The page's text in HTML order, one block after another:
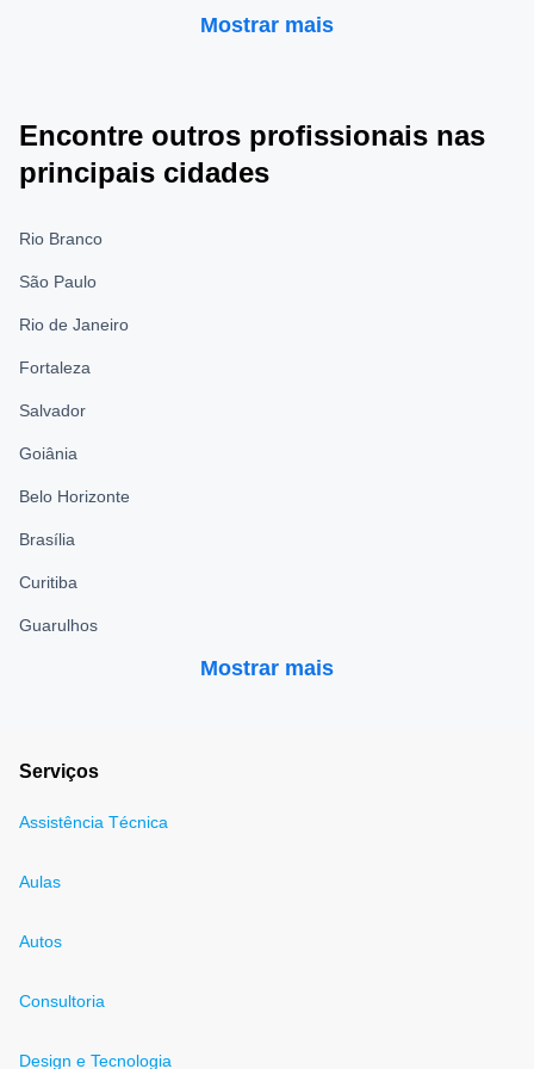
Mostrar mais
Encontre outros profissionais nas
principais cidades
Rio Branco
São Paulo
Rio de Janeiro
Fortaleza
Salvador
Goiânia
Belo Horizonte
Brasília
Curitiba
Guarulhos
Mostrar mais
Serviços
Assistência Técnica
Aulas
Autos
Consultoria
Design e Tecnologia